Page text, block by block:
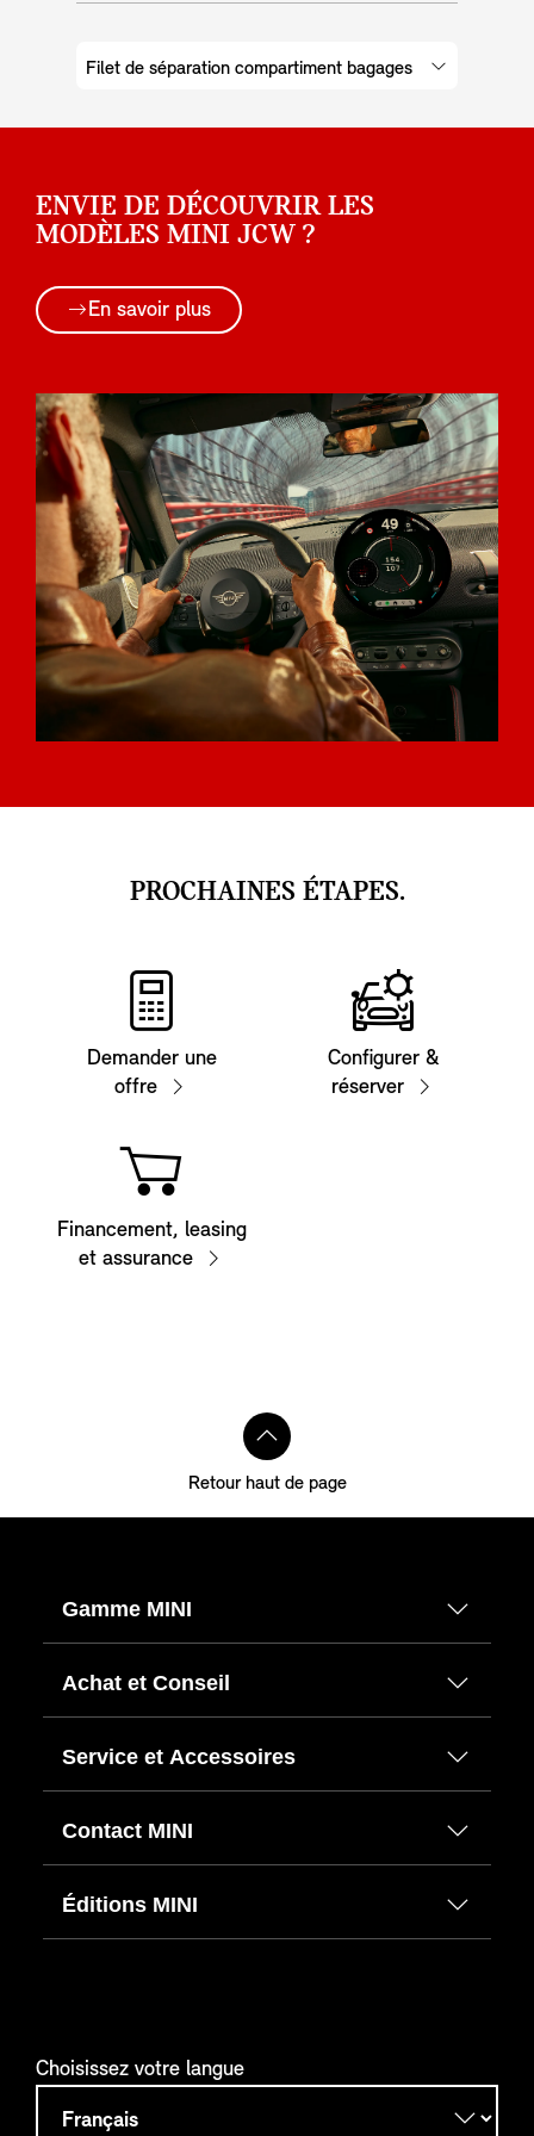
Filet de séparation compartiment bagages
ENVIE DE DÉCOUVRIR LES
MODÈLES MINI JCW ?
En savoir plus
PROCHAINES ÉTAPES.
Demander une
offre
Configurer &
réserver
Financement, leasing
et assurance
Retour haut de page
Gamme MINI
Achat et Conseil
Service et Accessoires
Contact MINI
Éditions MINI
Choisissez votre langue